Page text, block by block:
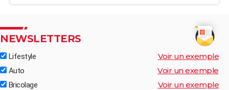
NEWSLETTERS
Lifestyle Voir un exemple
Auto Voir un exemple
Bricolage Voir un exemple